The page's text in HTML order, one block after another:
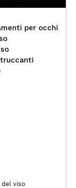
per
de
per occhi
del viso